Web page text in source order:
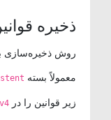
ذخیره
روش ذخیره‌سازی به
معمولاً بسته
زیر قوانین را در